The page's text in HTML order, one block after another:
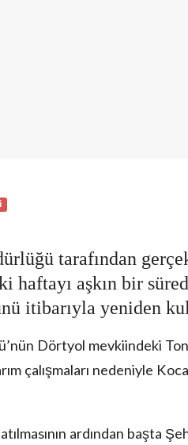
tarafından
haftayı aşkın bir
itibarıyla yeniden
Dörtyol mevkiindeki
çalışmaları nedeniyle
ardından başta